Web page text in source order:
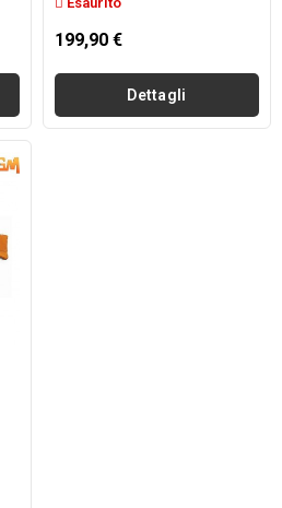
199,90 €
Dettagli